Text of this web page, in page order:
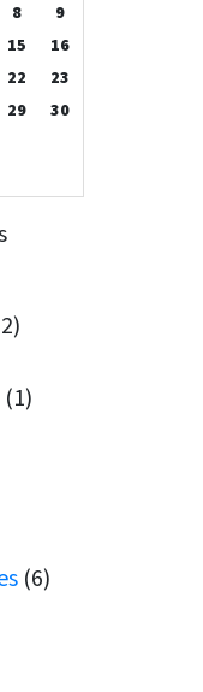
8
9
15
16
22
23
29
30
(1)
(6)